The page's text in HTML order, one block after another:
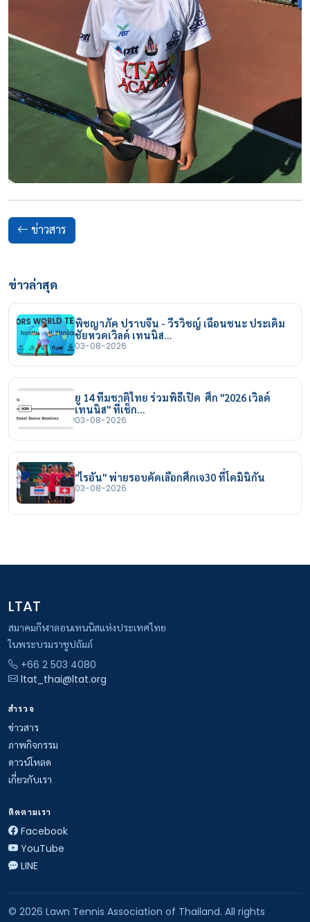
ข่าวสาร
ข่าวล่าสุด
พิชญาภัค ปราบจีน - วีรวิชญ์ เฉือนชนะ ประเดิม
ชัยหวดเวิลด์ เทนนิส…
03-08-2026
ยู 14 ทีมชาติไทย ร่วมพิธีเปิด ศึก "2026 เวิลด์
เทนนิส" ที่เช็ก…
03-08-2026
"ไรอัน" พ่ายรอบคัดเลือกศึกเจ30 ที่โดมินิกัน
03-08-2026
LTAT
สมาคมกีฬาลอนเทนนิสแห่งประเทศไทย
ในพระบรมราชูปถัมภ์
+66 2 503 4080
ltat_thai@ltat.org
สำรวจ
ข่าวสาร
ภาพกิจกรรม
ดาวน์โหลด
เกี่ยวกับเรา
ติดตามเรา
Facebook
YouTube
LINE
© 2026 Lawn Tennis Association of Thailand. All rights